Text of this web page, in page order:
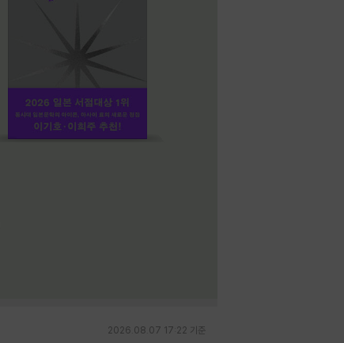
2026.08.07 17:22 기준